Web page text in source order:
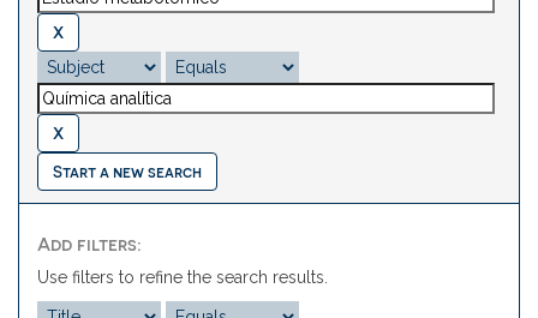
Start a new search
Add filters:
Use filters to refine the search results.